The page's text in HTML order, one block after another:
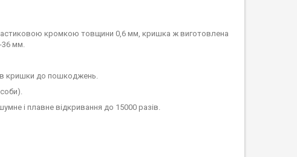
кромкою товщини 0,6 мм, кришка ж виготовлена
36 мм.
кришки до пошкоджень.
і плавне відкривання до 15000 разів.